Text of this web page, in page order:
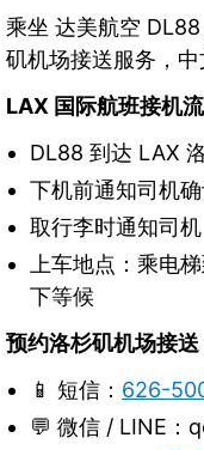
乘坐 达美航空
矶机场接送服务，中
LAX 国际航班接机流
DL88 到达 LAX
下机前通知司机
取行李时通知司
上车地点：乘电
下等候
预约洛杉矶机场接送
📱 短信 ： 626-
💬 微信 / LINE：